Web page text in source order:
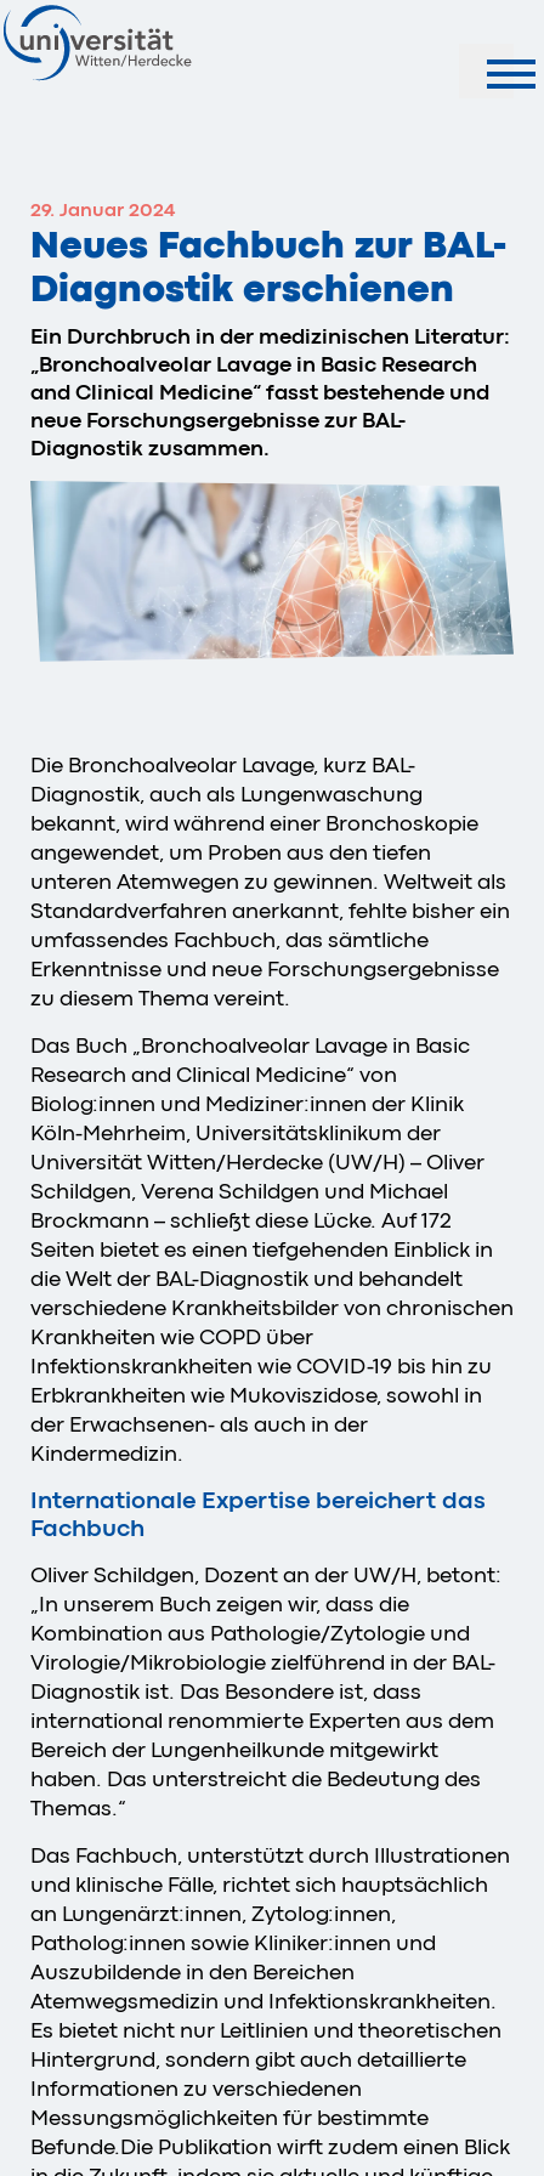
29. Januar 2024
Neues Fachbuch zur BAL-
Diagnostik erschienen
Ein Durchbruch in der medizinischen Literatur:
„Bronchoalveolar Lavage in Basic Research
and Clinical Medicine“ fasst bestehende und
neue Forschungsergebnisse zur BAL-
Diagnostik zusammen.
Die Bronchoalveolar Lavage, kurz BAL-
Diagnostik, auch als Lungenwaschung
bekannt, wird während einer Bronchoskopie
angewendet, um Proben aus den tiefen
unteren Atemwegen zu gewinnen. Weltweit als
Standardverfahren anerkannt, fehlte bisher ein
umfassendes Fachbuch, das sämtliche
Erkenntnisse und neue Forschungsergebnisse
zu diesem Thema vereint.
Das Buch „Bronchoalveolar Lavage in Basic
Research and Clinical Medicine“ von
Biolog:innen und Mediziner:innen der Klinik
Köln-Mehrheim, Universitätsklinikum der
Universität Witten/Herdecke (UW/H) – Oliver
Schildgen, Verena Schildgen und Michael
Brockmann – schließt diese Lücke. Auf 172
Seiten bietet es einen tiefgehenden Einblick in
die Welt der BAL-Diagnostik und behandelt
verschiedene Krankheitsbilder von chronischen
Krankheiten wie COPD über
Infektionskrankheiten wie COVID-19 bis hin zu
Erbkrankheiten wie Mukoviszidose, sowohl in
der Erwachsenen- als auch in der
Kindermedizin.
Internationale Expertise bereichert das
Fachbuch
Oliver Schildgen, Dozent an der UW/H, betont:
„In unserem Buch zeigen wir, dass die
Kombination aus Pathologie/Zytologie und
Virologie/Mikrobiologie zielführend in der BAL-
Diagnostik ist. Das Besondere ist, dass
international renommierte Experten aus dem
Bereich der Lungenheilkunde mitgewirkt
haben. Das unterstreicht die Bedeutung des
Themas.“
Das Fachbuch, unterstützt durch Illustrationen
und klinische Fälle, richtet sich hauptsächlich
an Lungenärzt:innen, Zytolog:innen,
Patholog:innen sowie Kliniker:innen und
Auszubildende in den Bereichen
Atemwegsmedizin und Infektionskrankheiten.
Es bietet nicht nur Leitlinien und theoretischen
Hintergrund, sondern gibt auch detaillierte
Informationen zu verschiedenen
Messungsmöglichkeiten für bestimmte
Befunde.Die Publikation wirft zudem einen Blick